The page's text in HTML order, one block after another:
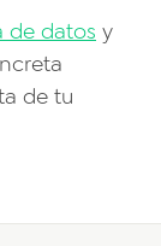
de datos y
de tu